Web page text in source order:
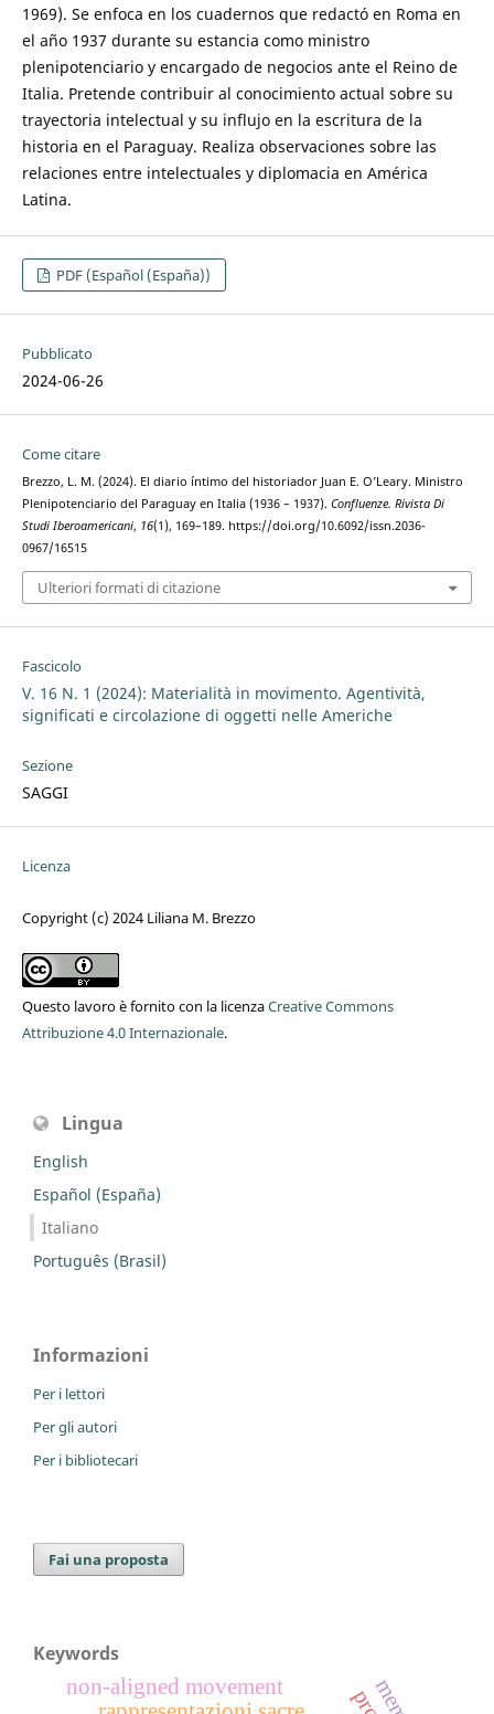
1969). Se enfoca en los cuadernos que redactó en Roma en
el año 1937 durante su estancia como ministro
plenipotenciario y encargado de negocios ante el Reino de
Italia. Pretende contribuir al conocimiento actual sobre su
trayectoria intelectual y su influjo en la escritura de la
historia en el Paraguay. Realiza observaciones sobre las
relaciones entre intelectuales y diplomacia en América
Latina.
PDF (Español (España))
Pubblicato
2024-06-26
Come citare
Brezzo, L. M. (2024). El diario íntimo del historiador Juan E. O’Leary. Ministro
Plenipotenciario del Paraguay en Italia (1936 – 1937). Confluenze. Rivista Di
Studi Iberoamericani, 16(1), 169–189. https://doi.org/10.6092/issn.2036-
0967/16515
Ulteriori formati di citazione
Fascicolo
V. 16 N. 1 (2024): Materialità in movimento. Agentività,
significati e circolazione di oggetti nelle Americhe
Sezione
SAGGI
Licenza
Copyright (c) 2024 Liliana M. Brezzo
Questo lavoro è fornito con la licenzaCreative Commons
Attribuzione 4.0 Internazionale.
Lingua
English
Español (España)
Italiano
Português (Brasil)
Informazioni
Per i lettori
Per gli autori
Per i bibliotecari
Fai una proposta
Keywords
non-aligned movement